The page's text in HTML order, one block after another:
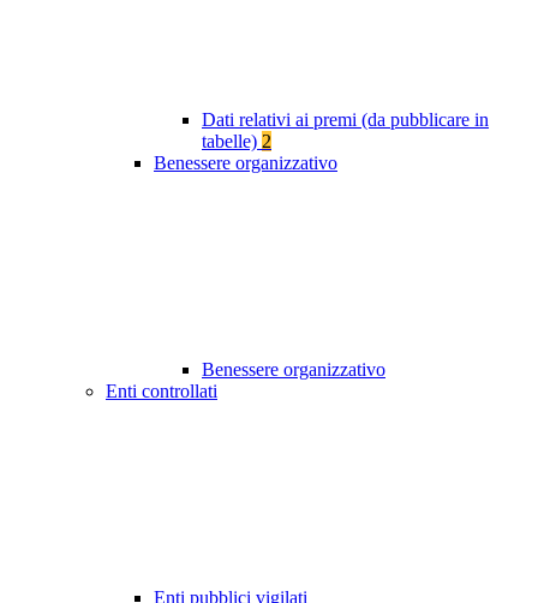
Dati relativi ai premi (da pubblicare in
tabelle) 2
Benessere organizzativo
Benessere organizzativo
Enti controllati
Enti pubblici vigilati